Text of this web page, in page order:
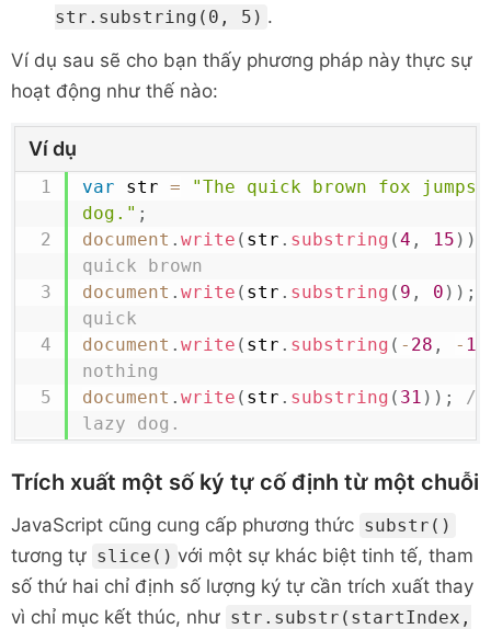
str.substring(0, 5) .
Ví dụ sau sẽ cho bạn thấy phương pháp này thực sự
hoạt động như thế nào:
Ví dụ
var str =
"The quick brown fox
dog." ;
document . write ( str . substring (4 , 15 ) )
quick brown
document . write ( str . substring ( 9 , 0 ) ) ;
quick
document . write ( str . substring ( - 28 , - 19
nothing
document . write ( str . substring ( 31 ) ) ;
//
lazy dog.
Trích xuất một số ký tự cố định từ một chuỗi
JavaScript cũng cung cấp phương thức substr()
tương tự slice() với một sự khác biệt tinh tế, tham
số thứ hai chỉ định số lượng ký tự cần trích xuất thay
vì chỉ mục kết thúc, như str.substr(startIndex,